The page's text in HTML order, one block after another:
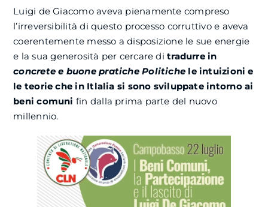
Luigi de Giacomo aveva pienamente compreso
l’irreversibilità di questo processo corruttivo e aveva
coerentemente messo a disposizione le sue energie
e la sua generosità per cercare ditradurre in
concrete e buone pratiche Politiche le intuizioni e
le teorie che in Itlalia si sono sviluppate intorno ai
beni comuni fin dalla prima parte del nuovo
millennio.